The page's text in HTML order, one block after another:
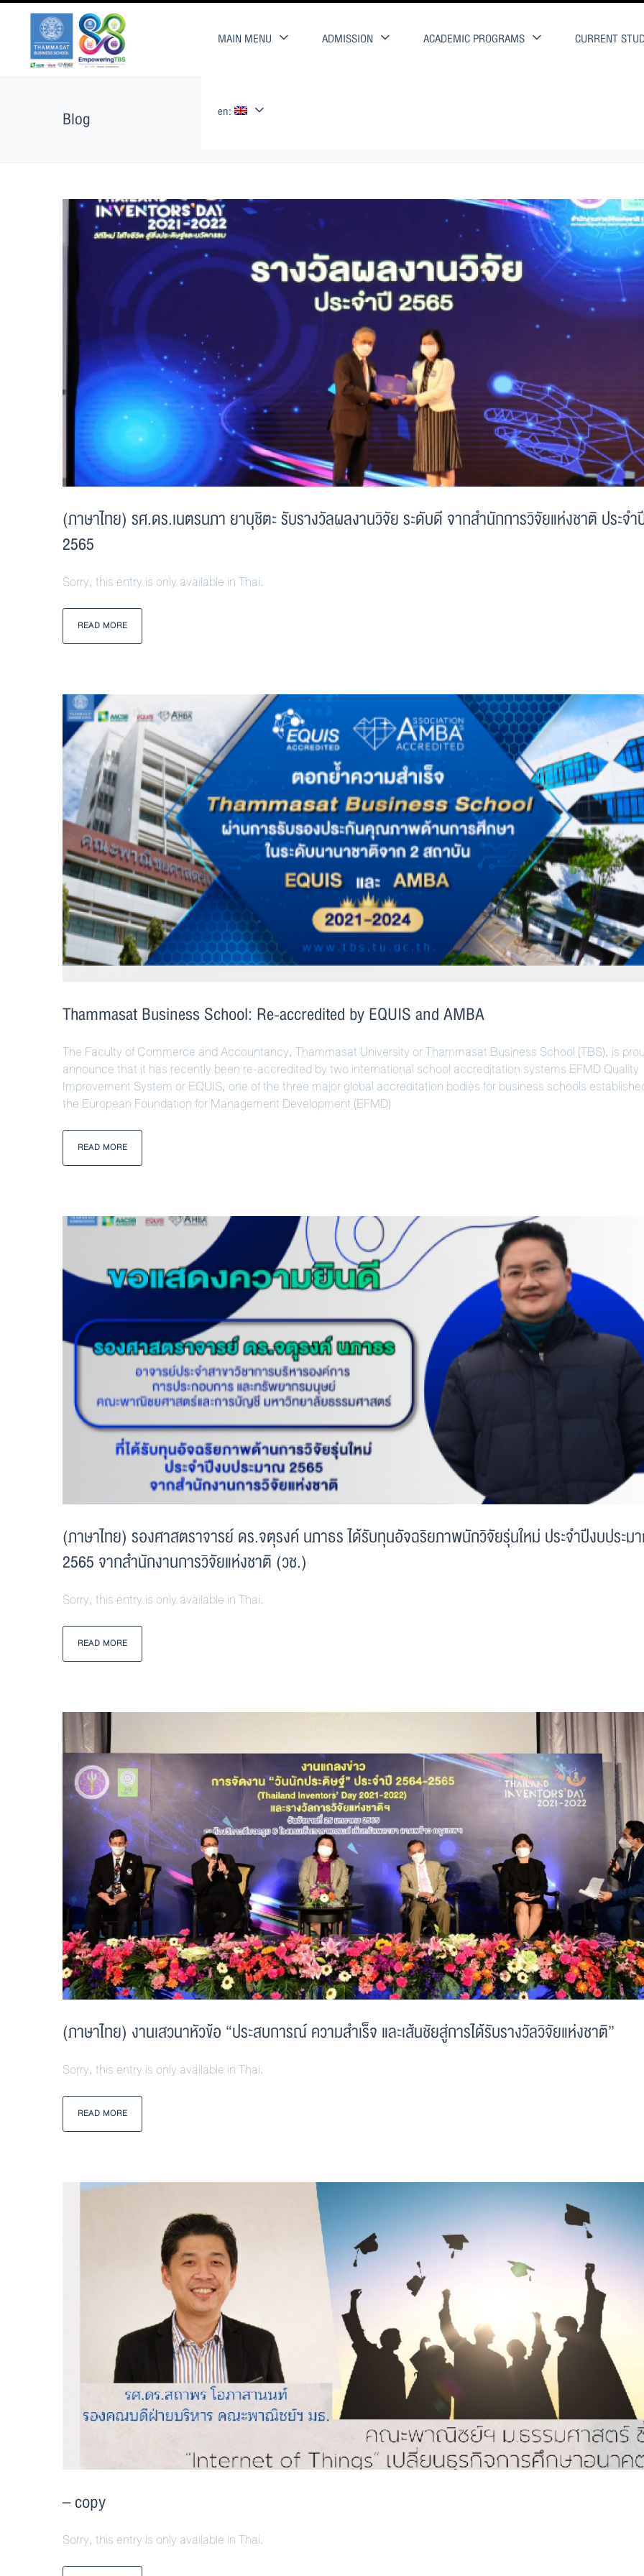
MAIN MENU ADMISSION ACADEMIC PROGRAMS CURRENT
en:
Blog
(ภาษาไทย) รศ.ดร.เนตรนภา ยาบุชิตะ รับรางวัลผลงานวิจัย ระดับดี จากสำนักการวิจัยแห่งชาติ ประจำ
2565
Sorry, this entry is only available in Thai.
READ MORE
Thammasat Business School: Re-accredited by EQUIS and AMBA
The Faculty of Commerce and Accountancy, Thammasat University or Thammasat Business School (TBS), is
announce that it has recently been re-accredited by two international school accreditation systems EFMD Quality
Improvement System or EQUIS, one of the three major global accreditation bodies for business schools
the European Foundation for Management Development (EFMD)
READ MORE
(ภาษาไทย) รองศาสตราจารย์ ดร.จตุรงค์ นภาธร ได้รับทุนอัจฉริยภาพนักวิจัยรุ่นใหม่ ประจำปีงบประ
2565 จากสำนักงานการวิจัยแห่งชาติ (วช.)
Sorry, this entry is only available in Thai.
READ MORE
(ภาษาไทย) งานเสวนาหัวข้อ “ประสบการณ์ ความสำเร็จ และเส้นชัยสู่การได้รับรางวัลวิจัยแห่งชาติ”
Sorry, this entry is only available in Thai.
READ MORE
– copy
Sorry, this entry is only available in Thai.